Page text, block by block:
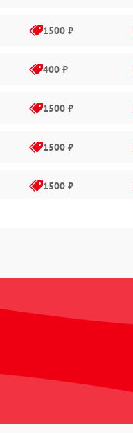
1500 ₽
400 ₽
1500 ₽
1500 ₽
1500 ₽